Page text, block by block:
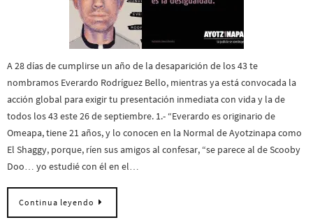
A 28 días de cumplirse un año de la desaparición de los 43 te
nombramos Everardo Rodríguez Bello, mientras ya está convocada la
acción global para exigir tu presentación inmediata con vida y la de
todos los 43 este 26 de septiembre. 1.- “Everardo es originario de
Omeapa, tiene 21 años, y lo conocen en la Normal de Ayotzinapa como
El Shaggy, porque, ríen sus amigos al confesar, “se parece al de Scooby
Doo… yo estudié con él en el…
Continua leyendo